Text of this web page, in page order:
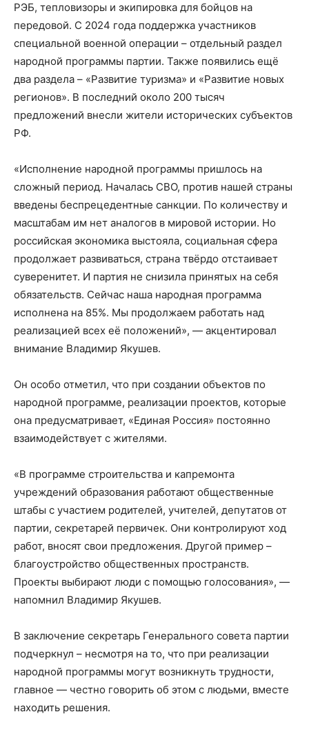
РЭБ, тепловизоры и экипировка для бойцов на
передовой. С 2024 года поддержка участников
специальной военной операции – отдельный раздел
народной программы партии. Также появились ещё
два раздела – «Развитие туризма» и «Развитие новых
регионов». В последний около 200 тысяч
предложений внесли жители исторических субъектов
РФ.
«Исполнение народной программы пришлось на
сложный период. Началась СВО, против нашей страны
введены беспрецедентные санкции. По количеству и
масштабам им нет аналогов в мировой истории. Но
российская экономика выстояла, социальная сфера
продолжает развиваться, страна твёрдо отстаивает
суверенитет. И партия не снизила принятых на себя
обязательств. Сейчас наша народная программа
исполнена на 85%. Мы продолжаем работать над
реализацией всех её положений», — акцентировал
внимание Владимир Якушев.
Он особо отметил, что при создании объектов по
народной программе, реализации проектов, которые
она предусматривает, «Единая Россия» постоянно
взаимодействует с жителями.
«В программе строительства и капремонта
учреждений образования работают общественные
штабы с участием родителей, учителей, депутатов от
партии, секретарей первичек. Они контролируют ход
работ, вносят свои предложения. Другой пример –
благоустройство общественных пространств.
Проекты выбирают люди с помощью голосования», —
напомнил Владимир Якушев.
В заключение секретарь Генерального совета партии
подчеркнул – несмотря на то, что при реализации
народной программы могут возникнуть трудности,
главное — честно говорить об этом с людьми, вместе
находить решения.